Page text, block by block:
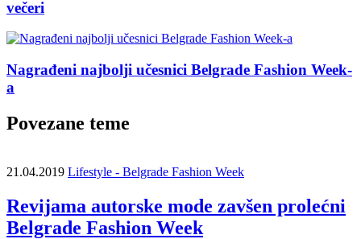
večeri
Nagrađeni najbolji učesnici Belgrade Fashion Week-
a
Povezane teme
21.04.2019 Lifestyle - Belgrade Fashion Week
Revijama autorske mode zavšen prolećni
Belgrade Fashion Week